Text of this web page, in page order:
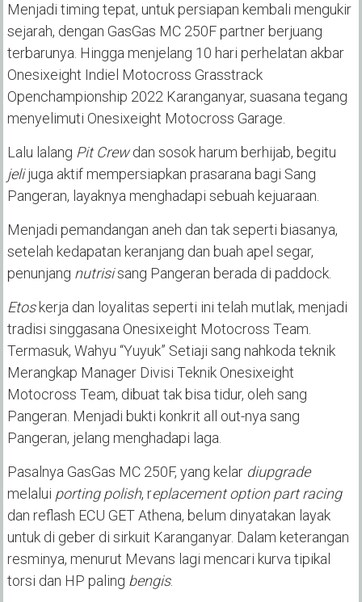
Menjadi timing tepat, untuk persiapan kembali mengukir
sejarah, dengan GasGas MC 250F partner berjuang
terbarunya. Hingga menjelang 10 hari perhelatan akbar
Onesixeight Indiel Motocross Grasstrack
Openchampionship 2022 Karanganyar, suasana tegang
menyelimuti Onesixeight Motocross Garage.
Lalu lalang Pit Crewdan sosok harum berhijab, begitu
jelijuga aktif mempersiapkan prasarana bagi Sang
Pangeran, layaknya menghadapi sebuah kejuaraan.
Menjadi pemandangan aneh dan tak seperti biasanya,
setelah kedapatan keranjang dan buah apel segar,
penunjang nutrisisang Pangeran berada di paddock.
Etoskerja dan loyalitas seperti ini telah mutlak, menjadi
tradisi singgasana Onesixeight Motocross Team.
Termasuk, Wahyu “Yuyuk” Setiaji sang nahkoda teknik
Merangkap Manager Divisi Teknik Onesixeight
Motocross Team, dibuat tak bisa tidur, oleh sang
Pangeran. Menjadi bukti konkrit all out-nya sang
Pangeran, jelang menghadapi laga.
Pasalnya GasGas MC 250F, yang kelar diupgrade
melalui porting polish, replacement option part racing
dan reflash ECU GET Athena, belum dinyatakan layak
untuk di geber di sirkuit Karanganyar. Dalam keterangan
resminya, menurut Mevans lagi mencari kurva tipikal
torsi dan HP paling bengis.